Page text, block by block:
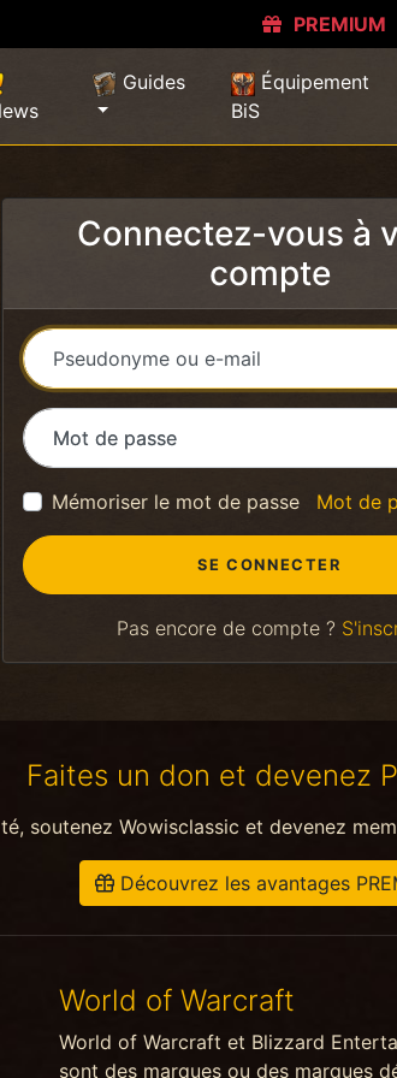
PREMIUM
Guides
Équipement
BiS
Connectez-vous à
compte
Pseudonyme ou e-mail
Mot de passe
Mémoriser le mot de passe Mot de
Pas encore de compte ?
Faites un don et devenez
soutenez Wowisclassic et devenez
Découvrez les avantages
World of Warcraft
World of Warcraft et Blizzard
sont des marques ou des marques